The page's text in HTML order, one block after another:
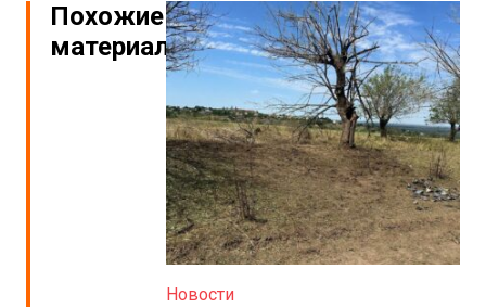
Похожие
материалы
Новости